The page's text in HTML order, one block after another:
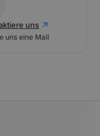
uns
uns eine Mail